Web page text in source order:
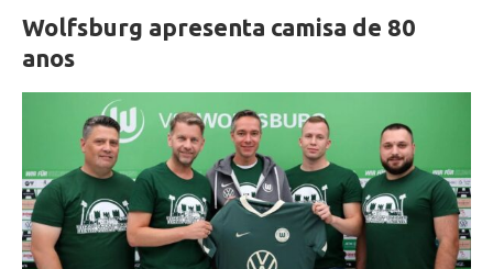
Wolfsburg apresenta camisa de 80
anos